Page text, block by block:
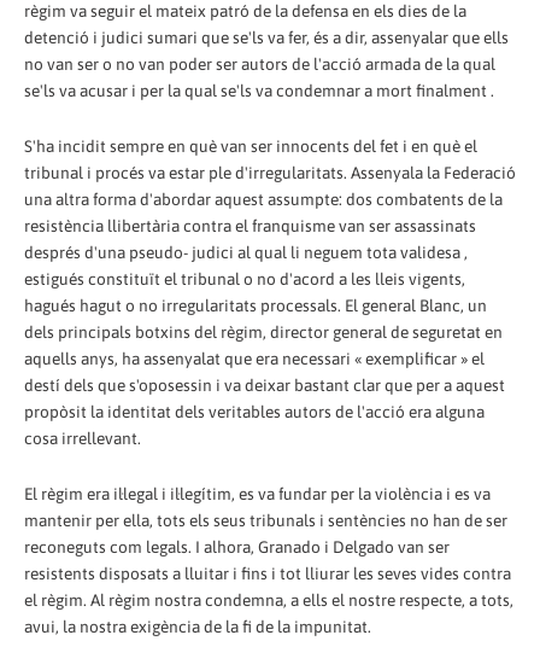
règim va seguir el mateix patró de la defensa en els dies de la
detenció i judici sumari que se'ls va fer, és a dir, assenyalar que ells
no van ser o no van poder ser autors de l'acció armada de la qual
se'ls va acusar i per la qual se'ls va condemnar a mort finalment .
S'ha incidit sempre en què van ser innocents del fet i en què el
tribunal i procés va estar ple d'irregularitats. Assenyala la Federació
una altra forma d'abordar aquest assumpte: dos combatents de la
resistència llibertària contra el franquisme van ser assassinats
després d'una pseudo- judici al qual li neguem tota validesa ,
estigués constituït el tribunal o no d'acord a les lleis vigents,
hagués hagut o no irregularitats processals. El general Blanc, un
dels principals botxins del règim, director general de seguretat en
aquells anys, ha assenyalat que era necessari « exemplificar » el
destí dels que s'oposessin i va deixar bastant clar que per a aquest
propòsit la identitat dels veritables autors de l'acció era alguna
cosa irrellevant.
El règim era il·legal i il·legítim, es va fundar per la violència i es va
mantenir per ella, tots els seus tribunals i sentències no han de ser
reconeguts com legals. I alhora, Granado i Delgado van ser
resistents disposats a lluitar i fins i tot lliurar les seves vides contra
el règim. Al règim nostra condemna, a ells el nostre respecte, a tots,
avui, la nostra exigència de la fi de la impunitat.